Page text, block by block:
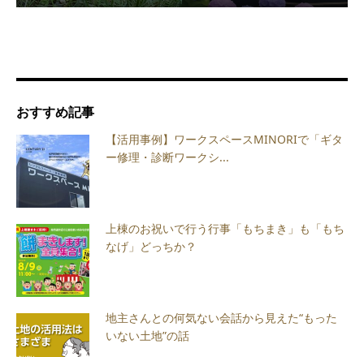
おすすめ記事
【活用事例】ワークスペースMINORIで「ギタ
ー修理・診断ワークシ...
上棟のお祝いで行う行事「もちまき」も「もち
なげ」どっちか？
地主さんとの何気ない会話から見えた“もった
いない土地”の話